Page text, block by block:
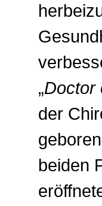
„Doctor
der
beiden